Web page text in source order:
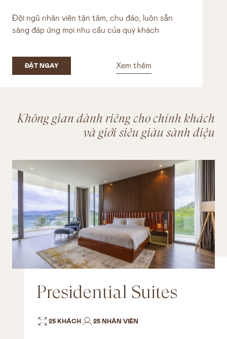
Đội ngũ nhân viên tận tâm, chu đáo, luôn sẵn
sàng đáp ứng mọi nhu cầu của quý khách
ĐẶT NGAY Xem thêm
Không gian dành riêng cho chính khách
và giới siêu giàu sành điệu
Presidential Suites
25 KHÁCH 25 NHÂN VIÊN